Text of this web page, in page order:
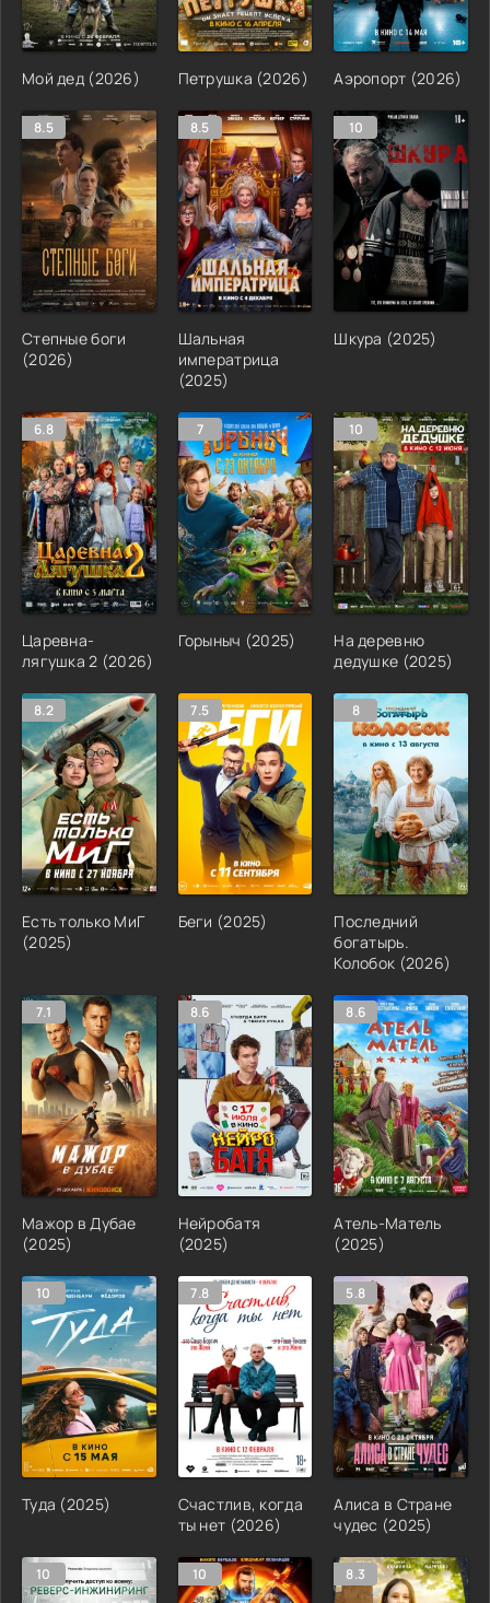
Мой дед (2026) Петрушка (2026) Аэропорт (2026)
8.5
Степные боги
(2026)
8.5
Шальная
императрица
(2025)
10
Шкура (2025)
6.8
Царевна-
лягушка 2 (2026)
7
Горыныч (2025)
10
На деревню
дедушке (2025)
8.2
Есть только МиГ
(2025)
7.5
Беги (2025)
8
Последний
богатырь.
Колобок (2026)
7.1
Мажор в Дубае
(2025)
8.6
Нейробатя
(2025)
8.6
Атель-Матель
(2025)
10
Туда (2025)
7.8
Счастлив, когда
ты нет (2026)
5.8
Алиса в Стране
чудес (2025)
10 10 8.3